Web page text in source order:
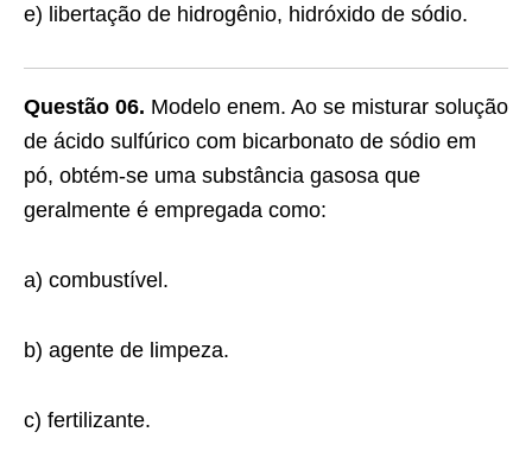
e) libertação de hidrogênio, hidróxido de sódio.
Questão 06. Modelo enem. Ao se misturar solução
de ácido sulfúrico com bicarbonato de sódio em
pó, obtém-se uma substância gasosa que
geralmente é empregada como:
a) combustível.
b) agente de limpeza.
c) fertilizante.